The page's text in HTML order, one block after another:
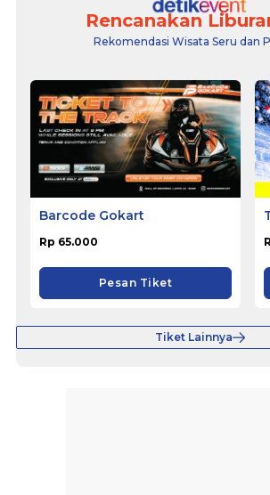
Rencanakan
Rekomendasi Wisata Seru dan
Barcode Gokart
Rp 65.000
Pesan Tiket
Tiket Lainnya